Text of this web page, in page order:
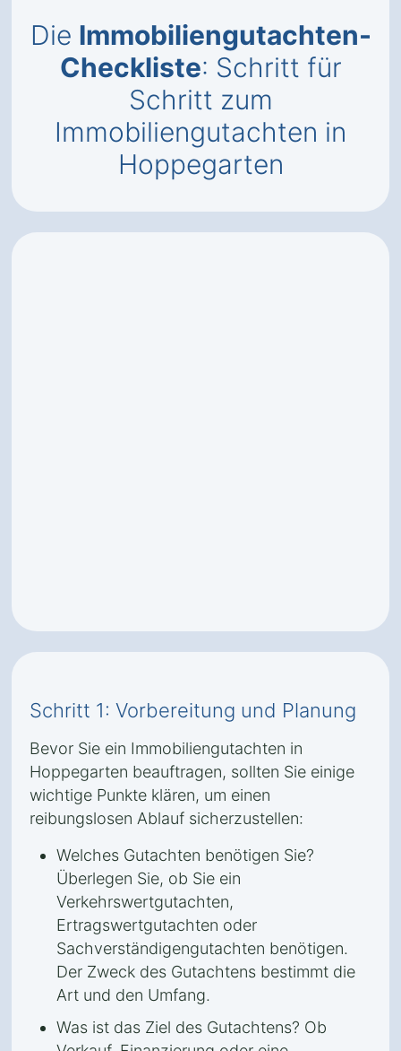
Die Immobiliengutachten-
Checkliste: Schritt für
Schritt zum
Immobiliengutachten in
Hoppegarten
Schritt 1: Vorbereitung und Planung
Bevor Sie ein Immobiliengutachten in
Hoppegarten beauftragen, sollten Sie einige
wichtige Punkte klären, um einen
reibungslosen Ablauf sicherzustellen:
Welches Gutachten benötigen Sie?
Überlegen Sie, ob Sie ein
Verkehrswertgutachten,
Ertragswertgutachten oder
Sachverständigengutachten benötigen.
Der Zweck des Gutachtens bestimmt die
Art und den Umfang.
Was ist das Ziel des Gutachtens? Ob